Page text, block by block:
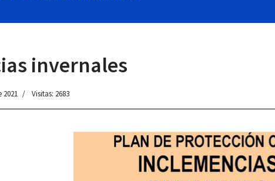
invernales
2021 Visitas: 2683